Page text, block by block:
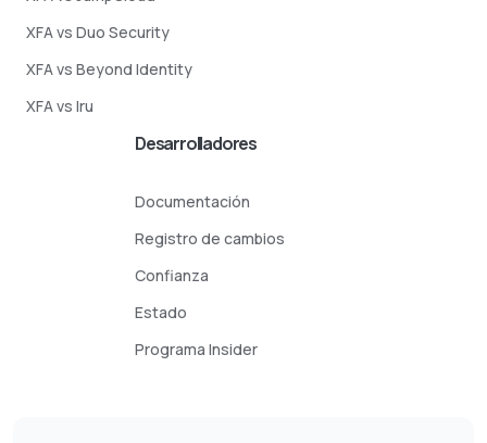
XFA vs Duo Security
XFA vs Beyond Identity
XFA vs Iru
Desarrolladores
Documentación
Registro de cambios
Confianza
Estado
Programa Insider